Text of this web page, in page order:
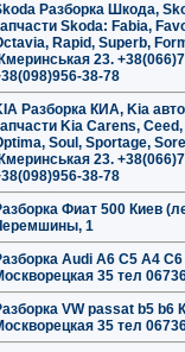
Разборка Шкода,
Skoda: Fabia,
Rapid, Superb,
23.
38-78
Разборка КИА, Kia
Kia Carens,
Soul, Sportage,
23.
38-78
Фиат 500 Киев
1
Audi A6 C5 A4
35 тел
VW passat b5 b6
35 тел